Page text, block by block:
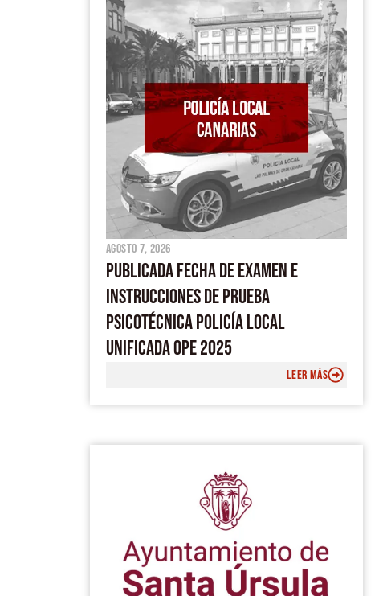
agosto 7, 2026
PUBLICADA FECHA DE EXAMEN E
INSTRUCCIONES DE PRUEBA
PSICOTÉCNICA POLICÍA LOCAL
UNIFICADA OPE 2025
LEER MÁS